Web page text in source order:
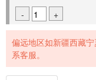
- +
偏远地区如新疆西藏
系客服。